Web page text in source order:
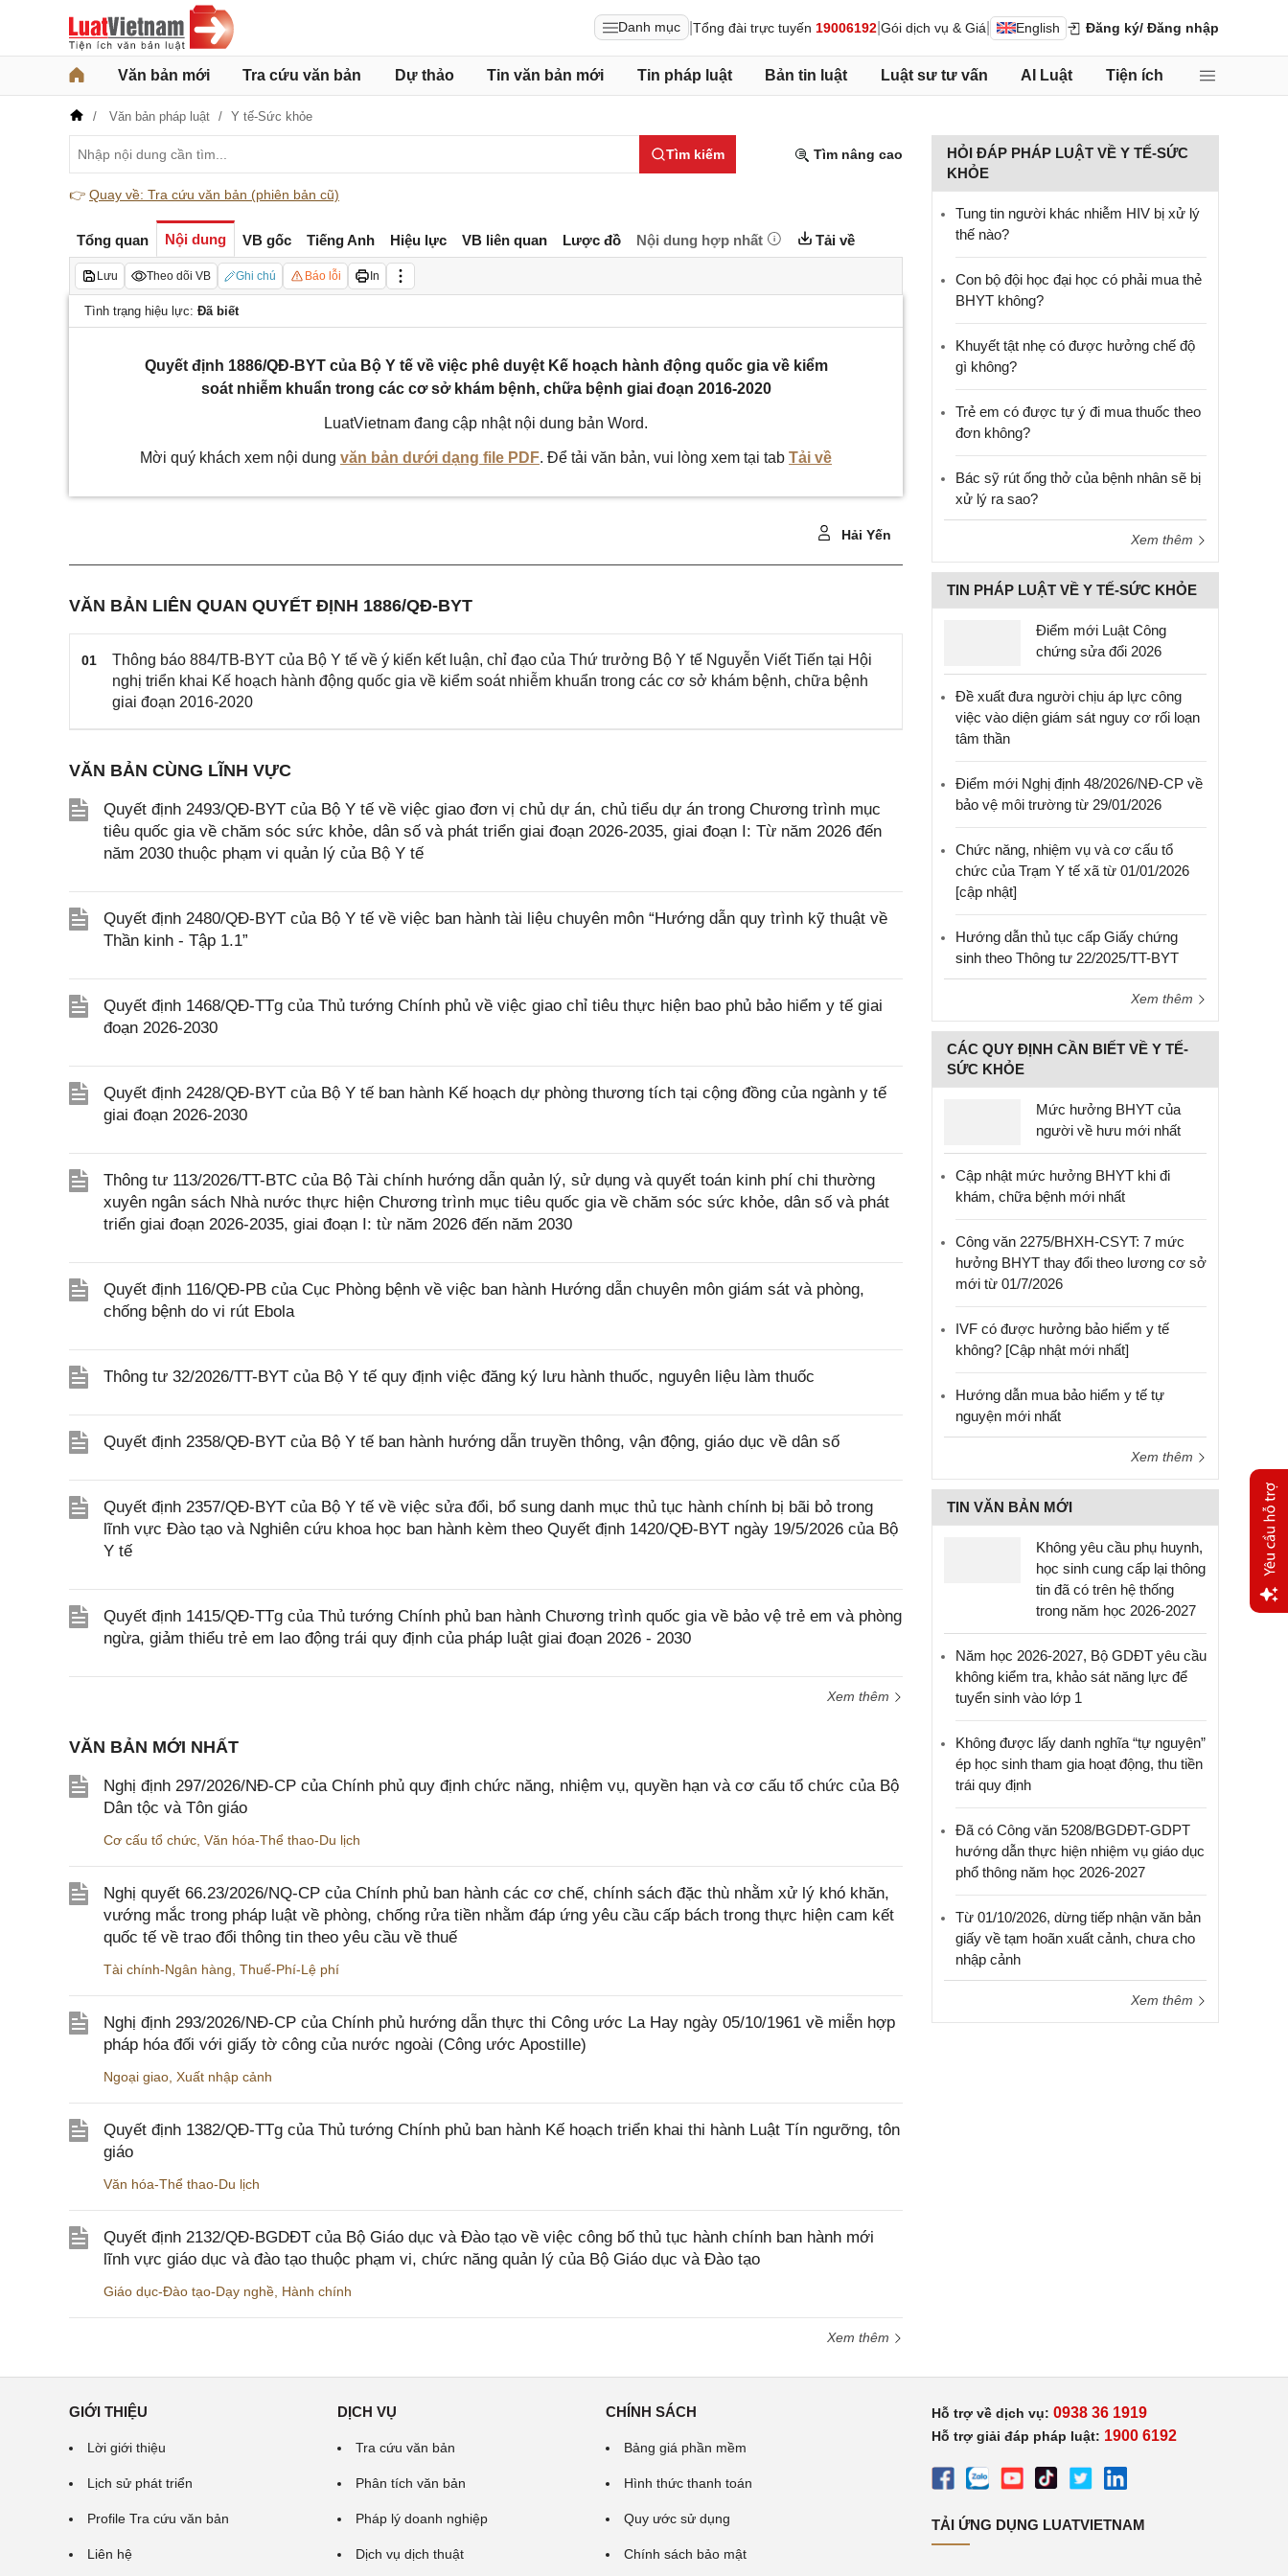
Danh mục Tổng đài trực tuyến 19006192 Gói dịch vụ & Giá English Đăng ký/ Đăng nhập
Văn bản mới Tra cứu văn bản Dự thảo Tin văn bản mới Tin pháp luật Bản tin luật Luật sư tư vấn AI Luật Tiện ích
Văn bản pháp luật Y tế-Sức khỏe
Tìm kiếm Tìm nâng cao
👉 Quay về: Tra cứu văn bản (phiên bản cũ)
Tổng quan Nội dung VB gốc Tiếng Anh Hiệu lực VB liên quan Lược đồ Nội dung hợp nhất Tải về
Lưu Theo dõi VB Ghi chú Báo lỗi In
Tình trạng hiệu lực: Đã biết
Quyết định 1886/QĐ-BYT của Bộ Y tế về việc phê duyệt Kế hoạch hành động quốc gia về kiểm
soát nhiễm khuẩn trong các cơ sở khám bệnh, chữa bệnh giai đoạn 2016-2020
LuatVietnam đang cập nhật nội dung bản Word.
Mời quý khách xem nội dung văn bản dưới dạng file PDF. Để tải văn bản, vui lòng xem tại tab Tải về
Hải Yến
VĂN BẢN LIÊN QUAN QUYẾT ĐỊNH 1886/QĐ-BYT
01
Thông báo 884/TB-BYT của Bộ Y tế về ý kiến kết luận, chỉ đạo của Thứ trưởng Bộ Y tế Nguyễn Viết Tiến tại Hội
nghị triển khai Kế hoạch hành động quốc gia về kiểm soát nhiễm khuẩn trong các cơ sở khám bệnh, chữa bệnh
giai đoạn 2016-2020
VĂN BẢN CÙNG LĨNH VỰC
Quyết định 2493/QĐ-BYT của Bộ Y tế về việc giao đơn vị chủ dự án, chủ tiểu dự án trong Chương trình mục
tiêu quốc gia về chăm sóc sức khỏe, dân số và phát triển giai đoạn 2026-2035, giai đoạn I: Từ năm 2026 đến
năm 2030 thuộc phạm vi quản lý của Bộ Y tế
Quyết định 2480/QĐ-BYT của Bộ Y tế về việc ban hành tài liệu chuyên môn “Hướng dẫn quy trình kỹ thuật về
Thần kinh - Tập 1.1”
Quyết định 1468/QĐ-TTg của Thủ tướng Chính phủ về việc giao chỉ tiêu thực hiện bao phủ bảo hiểm y tế giai
đoạn 2026-2030
Quyết định 2428/QĐ-BYT của Bộ Y tế ban hành Kế hoạch dự phòng thương tích tại cộng đồng của ngành y tế
giai đoạn 2026-2030
Thông tư 113/2026/TT-BTC của Bộ Tài chính hướng dẫn quản lý, sử dụng và quyết toán kinh phí chi thường
xuyên ngân sách Nhà nước thực hiện Chương trình mục tiêu quốc gia về chăm sóc sức khỏe, dân số và phát
triển giai đoạn 2026-2035, giai đoạn I: từ năm 2026 đến năm 2030
Quyết định 116/QĐ-PB của Cục Phòng bệnh về việc ban hành Hướng dẫn chuyên môn giám sát và phòng,
chống bệnh do vi rút Ebola
Thông tư 32/2026/TT-BYT của Bộ Y tế quy định việc đăng ký lưu hành thuốc, nguyên liệu làm thuốc
Quyết định 2358/QĐ-BYT của Bộ Y tế ban hành hướng dẫn truyền thông, vận động, giáo dục về dân số
Quyết định 2357/QĐ-BYT của Bộ Y tế về việc sửa đổi, bổ sung danh mục thủ tục hành chính bị bãi bỏ trong
lĩnh vực Đào tạo và Nghiên cứu khoa học ban hành kèm theo Quyết định 1420/QĐ-BYT ngày 19/5/2026 của Bộ
Y tế
Quyết định 1415/QĐ-TTg của Thủ tướng Chính phủ ban hành Chương trình quốc gia về bảo vệ trẻ em và phòng
ngừa, giảm thiểu trẻ em lao động trái quy định của pháp luật giai đoạn 2026 - 2030
Xem thêm
VĂN BẢN MỚI NHẤT
Nghị định 297/2026/NĐ-CP của Chính phủ quy định chức năng, nhiệm vụ, quyền hạn và cơ cấu tổ chức của Bộ
Dân tộc và Tôn giáo
Cơ cấu tổ chức Văn hóa-Thể thao-Du lịch
Nghị quyết 66.23/2026/NQ-CP của Chính phủ ban hành các cơ chế, chính sách đặc thù nhằm xử lý khó khăn,
vướng mắc trong pháp luật về phòng, chống rửa tiền nhằm đáp ứng yêu cầu cấp bách trong thực hiện cam kết
quốc tế về trao đổi thông tin theo yêu cầu về thuế
Tài chính-Ngân hàng Thuế-Phí-Lệ phí
Nghị định 293/2026/NĐ-CP của Chính phủ hướng dẫn thực thi Công ước La Hay ngày 05/10/1961 về miễn hợp
pháp hóa đối với giấy tờ công của nước ngoài (Công ước Apostille)
Ngoại giao Xuất nhập cảnh
Quyết định 1382/QĐ-TTg của Thủ tướng Chính phủ ban hành Kế hoạch triển khai thi hành Luật Tín ngưỡng, tôn
giáo
Văn hóa-Thể thao-Du lịch
Quyết định 2132/QĐ-BGDĐT của Bộ Giáo dục và Đào tạo về việc công bố thủ tục hành chính ban hành mới
lĩnh vực giáo dục và đào tạo thuộc phạm vi, chức năng quản lý của Bộ Giáo dục và Đào tạo
Giáo dục-Đào tạo-Dạy nghề Hành chính
Xem thêm
HỎI ĐÁP PHÁP LUẬT VỀ Y TẾ-SỨC
KHỎE
Tung tin người khác nhiễm HIV bị xử lý
thế nào?
Con bộ đội học đại học có phải mua thẻ
BHYT không?
Khuyết tật nhẹ có được hưởng chế độ
gì không?
Trẻ em có được tự ý đi mua thuốc theo
đơn không?
Bác sỹ rút ống thở của bệnh nhân sẽ bị
xử lý ra sao?
Xem thêm
TIN PHÁP LUẬT VỀ Y TẾ-SỨC KHỎE
Điểm mới Luật Công
chứng sửa đổi 2026
Đề xuất đưa người chịu áp lực công
việc vào diện giám sát nguy cơ rối loạn
tâm thần
Điểm mới Nghị định 48/2026/NĐ-CP về
bảo vệ môi trường từ 29/01/2026
Chức năng, nhiệm vụ và cơ cấu tổ
chức của Trạm Y tế xã từ 01/01/2026
[cập nhật]
Hướng dẫn thủ tục cấp Giấy chứng
sinh theo Thông tư 22/2025/TT-BYT
Xem thêm
CÁC QUY ĐỊNH CẦN BIẾT VỀ Y TẾ-
SỨC KHỎE
Mức hưởng BHYT của
người về hưu mới nhất
Cập nhật mức hưởng BHYT khi đi
khám, chữa bệnh mới nhất
Công văn 2275/BHXH-CSYT: 7 mức
hưởng BHYT thay đổi theo lương cơ sở
mới từ 01/7/2026
IVF có được hưởng bảo hiểm y tế
không? [Cập nhật mới nhất]
Hướng dẫn mua bảo hiểm y tế tự
nguyện mới nhất
Xem thêm
TIN VĂN BẢN MỚI
Không yêu cầu phụ huynh,
học sinh cung cấp lại thông
tin đã có trên hệ thống
trong năm học 2026-2027
Năm học 2026-2027, Bộ GDĐT yêu cầu
không kiểm tra, khảo sát năng lực để
tuyển sinh vào lớp 1
Không được lấy danh nghĩa “tự nguyện”
ép học sinh tham gia hoạt động, thu tiền
trái quy định
Đã có Công văn 5208/BGDĐT-GDPT
hướng dẫn thực hiện nhiệm vụ giáo dục
phổ thông năm học 2026-2027
Từ 01/10/2026, dừng tiếp nhận văn bản
giấy về tạm hoãn xuất cảnh, chưa cho
nhập cảnh
Xem thêm
GIỚI THIỆU
Lời giới thiệu
Lịch sử phát triển
Profile Tra cứu văn bản
Liên hệ
DỊCH VỤ
Tra cứu văn bản
Phân tích văn bản
Pháp lý doanh nghiệp
Dịch vụ dịch thuật
CHÍNH SÁCH
Bảng giá phần mềm
Hình thức thanh toán
Quy ước sử dụng
Chính sách bảo mật
Hỗ trợ về dịch vụ: 0938 36 1919
Hỗ trợ giải đáp pháp luật: 1900 6192
TẢI ỨNG DỤNG LUATVIETNAM